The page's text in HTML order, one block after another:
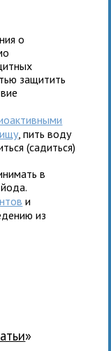
о
защитить
, пить воду
(садиться)
в
и
из
»